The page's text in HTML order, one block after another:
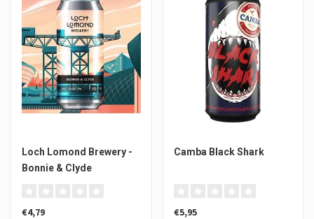
Loch Lomond Brewery -
Bonnie & Clyde
€4,79
Camba Black Shark
€5,95